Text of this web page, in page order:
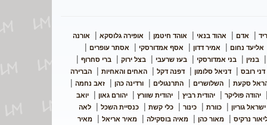
| אדם | אהוד בנאי | אוהד חיטמן | אופירה גלוסקא | אורנה
אליעד נחום | אמיר דדון | אסף אמדורסקי | אסתר עופרים |
בנזין | בני אמדורסקי | בעז שרעבי | בצל ירוק | ברי סחרוף |
דני רובס |דניאל סלומון |דפנה דקל | האחים והאחיות |
הברירה
סקעת | השלושרים | התרנגולים | ורדינה כהן | זאב נחמה |
יהודה פוליקר | יהודית רביץ | יהודית שוורץ | יהורם גאון | יואב
ישראל גוריון | כוורת | כינור | כלי קשת | כנסיית השכל |
לאה
נרקיס | מאור כהן | מאיה בוסקילה | מאיר אריאל | מאיר